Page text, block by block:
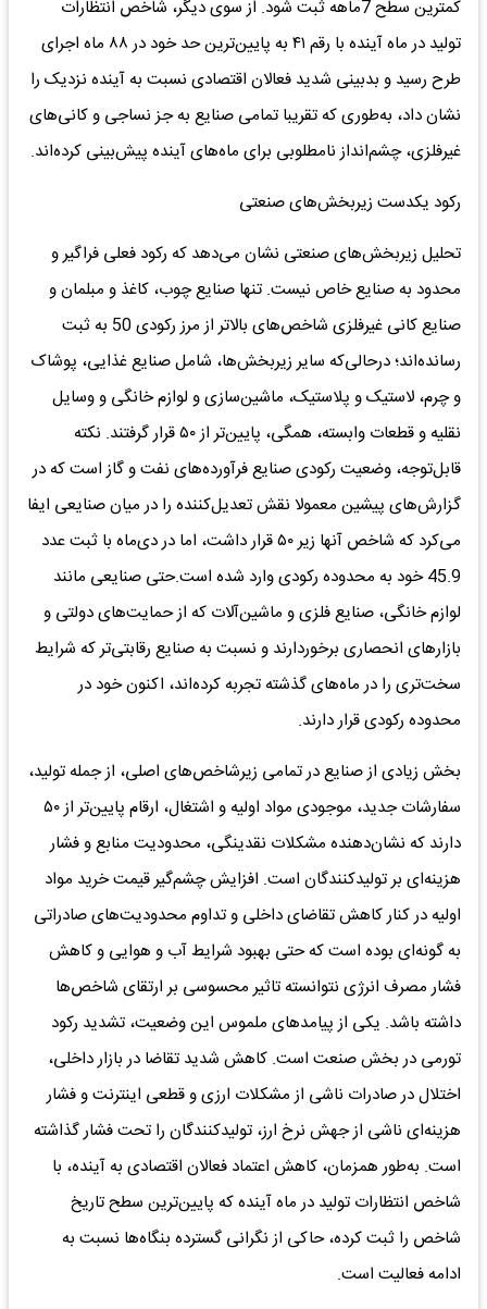
کمترین سطح 7ماهه ثبت شود. از سوی دیگر، شاخص انتظارات
تولید در ماه آینده با رقم ۴۱ به پایین‌ترین حد خود در ۸۸ ماه اجرای
طرح رسید و بدبینی شدید فعالان اقتصادی نسبت به آینده نزدیک را
نشان داد، به‌طوری که تقریبا تمامی صنایع به جز نساجی و کانی‌های
غیرفلزی، چشم‌انداز نامطلوبی برای ماه‌های آینده پیش‌بینی کرده‌اند.
رکود یکدست زیربخش‌های صنعتی
تحلیل زیربخش‌های صنعتی نشان می‌دهد که رکود فعلی فراگیر و
محدود به صنایع خاص نیست. تنها صنایع چوب، کاغذ و مبلمان و
صنایع کانی غیرفلزی شاخص‌های بالاتر از مرز رکودی 50 به ثبت
رسانده‌اند؛ درحالی‌که سایر زیربخش‌ها، شامل صنایع غذایی، پوشاک
و چرم، لاستیک و پلاستیک، ماشین‌سازی و لوازم خانگی و وسایل
نقلیه و قطعات وابسته، همگی، پایین‌تر از ۵۰ قرار گرفتند. نکته
قابل‌توجه، وضعیت رکودی صنایع فرآورده‌های نفت و گاز است که در
گزارش‌های پیشین معمولا نقش تعدیل‌کننده را در میان صنایعی ایفا
می‌کرد که شاخص آنها زیر ۵۰ قرار داشت، اما در دی‌ماه با ثبت عدد
45.9 خود به محدوده رکودی وارد شده است.حتی صنایعی مانند
لوازم خانگی، صنایع فلزی و ماشین‌آلات که از حمایت‌های دولتی و
بازارهای انحصاری برخوردارند و نسبت به صنایع رقابتی‌تر که شرایط
سخت‌تری را در ماه‌های گذشته تجربه کرده‌اند، اکنون خود در
محدوده رکودی قرار دارند.
بخش زیادی از صنایع در تمامی زیرشاخص‌های اصلی، از جمله تولید،
سفارشات جدید، موجودی مواد اولیه و اشتغال، ارقام پایین‌تر از ۵۰
دارند که نشان‌دهنده مشکلات نقدینگی، محدودیت منابع و فشار
هزینه‌ای بر تولیدکنندگان است. افزایش چشم‌گیر قیمت خرید مواد
اولیه در کنار کاهش تقاضای داخلی و تداوم محدودیت‌های صادراتی
به گونه‌ای بوده است که حتی بهبود شرایط آب و هوایی و کاهش
فشار مصرف انرژی نتوانسته تاثیر محسوسی بر ارتقای شاخص‌ها
داشته باشد. یکی از پیامدهای ملموس این وضعیت، تشدید رکود
تورمی در بخش صنعت است. کاهش شدید تقاضا در بازار داخلی،
اختلال در صادرات ناشی از مشکلات ارزی و قطعی اینترنت و فشار
هزینه‌ای ناشی از جهش نرخ ارز، تولیدکنندگان را تحت فشار گذاشته
است. به‌طور همزمان، کاهش اعتماد فعالان اقتصادی به آینده، با
شاخص انتظارات تولید در ماه آینده که پایین‌ترین سطح تاریخ
شاخص را ثبت کرده، حاکی از نگرانی گسترده بنگاه‌ها نسبت به
ادامه فعالیت است.